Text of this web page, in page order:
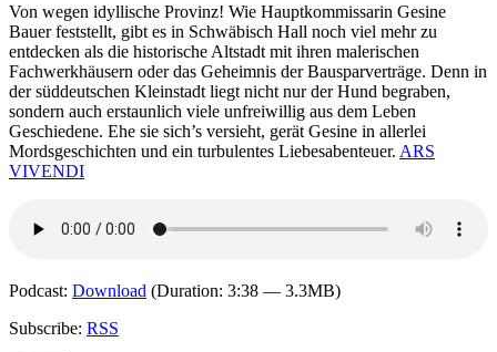
Von wegen idyllische Provinz! Wie Hauptkommissarin Gesine
Bauer feststellt, gibt es in Schwäbisch Hall noch viel mehr zu
entdecken als die historische Altstadt mit ihren malerischen
Fachwerkhäusern oder das Geheimnis der Bausparverträge. Denn in
der süddeutschen Kleinstadt liegt nicht nur der Hund begraben,
sondern auch erstaunlich viele unfreiwillig aus dem Leben
Geschiedene. Ehe sie sich’s versieht, gerät Gesine in allerlei
Mordsgeschichten und ein turbulentes Liebesabenteuer. ARS
VIVENDI
Podcast: Download (Duration: 3:38 — 3.3MB)
Subscribe: RSS